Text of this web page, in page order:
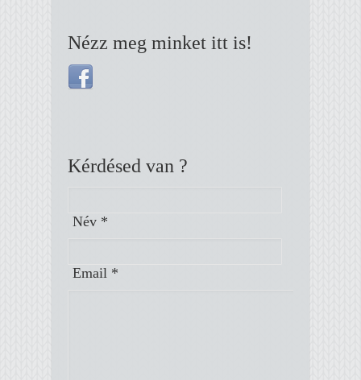
Nézz meg minket itt is!
Kérdésed van ?
Név *
Email *